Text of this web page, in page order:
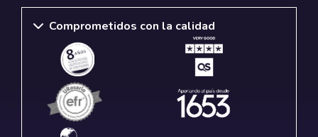
Comprometidos con la calidad